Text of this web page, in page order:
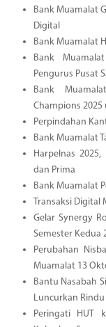
Bank Muamalat
Digital
Bank Muamalat
Bank
Pengurus Pusat
Bank
Champions 2025
Perpindahan
Bank Muamalat
Harpelnas
dan Prima
Bank Muamalat
Transaksi Digital
Gelar Synergy
Semester Kedua
Perubahan
Muamalat 13
Bantu Nasabah
Luncurkan Rindu
Peringati HUT